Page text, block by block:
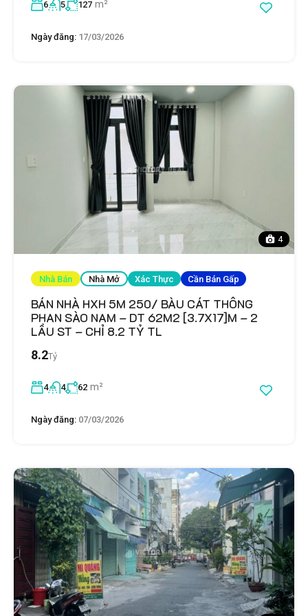
6 5 127 m²
Ngày đăng: 17/03/2026
4
Nhà Bán Nhà Mở Xác Thực Cần Bán Gấp
BÁN NHÀ HXH 5M 250/ BÀU CÁT THÔNG
PHAN SÀO NAM – DT 62M2 [3.7X17]M – 2
LẦU ST – CHỈ 8.2 TỶ TL
8.2Tỷ
4 4 62 m²
Ngày đăng: 07/03/2026